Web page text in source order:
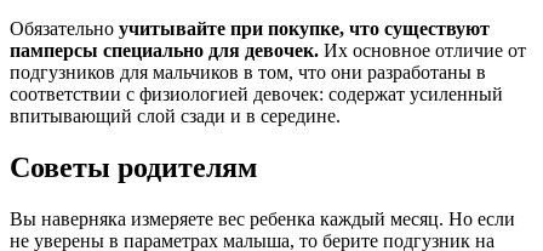
Обязательно учитывайте при покупке, что существуют
памперсы специально для девочек. Их основное отличие от
подгузников для мальчиков в том, что они разработаны в
соответствии с физиологией девочек: содержат усиленный
впитывающий слой сзади и в середине.
Советы родителям
Вы наверняка измеряете вес ребенка каждый месяц. Но если
не уверены в параметрах малыша, то берите подгузник на